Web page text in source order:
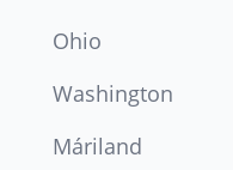
Ohio
Washington
Máriland